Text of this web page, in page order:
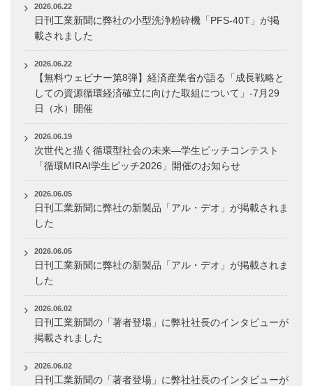
2026.06.22
日刊工業新聞に弊社の小型洗浄粉砕機「PFS-40T」が掲
載されました
2026.06.22
【無料ウェビナー第8弾】経済産業省が語る「成長戦略と
しての資源循環経済確立に向けた取組について」-7月29
日（水）開催
2026.06.19
次世代と描く循環型社会の未来―学生ピッチコンテスト
「循環MIRAI学生ピッチ2026」開催のお知らせ
2026.06.05
日刊工業新聞に弊社の新製品「アル・デオ」が掲載されま
した
2026.06.05
日刊工業新聞に弊社の新製品「アル・デオ」が掲載されま
した
2026.06.02
日刊工業新聞の「著者登場」に弊社社長のインタビューが
掲載されました
2026.06.02
日刊工業新聞の「著者登場」に弊社社長のインタビューが